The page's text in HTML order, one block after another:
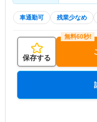
車通勤可 残業少なめ
保存する